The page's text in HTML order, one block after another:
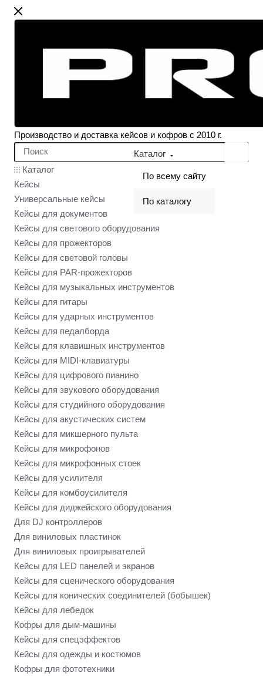
Производство и доставка кейсов и кофров с 2010 г.
Каталог
По всему сайту
По каталогу
Каталог
Кейсы
Универсальные кейсы
Кейсы для документов
Кейсы для светового оборудования
Кейсы для прожекторов
Кейсы для световой головы
Кейсы для PAR-прожекторов
Кейсы для музыкальных инструментов
Кейсы для гитары
Кейсы для ударных инструментов
Кейсы для педалборда
Кейсы для клавишных инструментов
Кейсы для MIDI-клавиатуры
Кейсы для цифрового пианино
Кейсы для звукового оборудования
Кейсы для студийного оборудования
Кейсы для акустических систем
Кейсы для микшерного пульта
Кейсы для микрофонов
Кейсы для микрофонных стоек
Кейсы для усилителя
Кейсы для комбоусилителя
Кейсы для диджейского оборудования
Для DJ контроллеров
Для виниловых пластинок
Для виниловых проигрывателей
Кейсы для LED панелей и экранов
Кейсы для сценического оборудования
Кейсы для конических соединителей (бобышек)
Кейсы для лебедок
Кофры для дым-машины
Кейсы для спецэффектов
Кейсы для одежды и костюмов
Кофры для фототехники